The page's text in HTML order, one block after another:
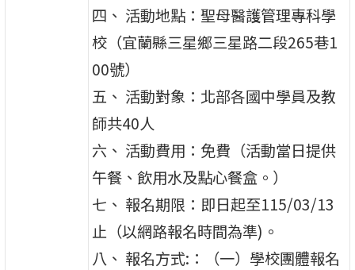
四、 活動地點：聖母醫護管理專科學
校（宜蘭縣三星鄉三星路二段265巷1
00號）
五、 活動對象：北部各國中學員及教
師共40人
六、 活動費用：免費（活動當日提供
午餐、飲用水及點心餐盒。）
七、 報名期限：即日起至115/03/13
止（以網路報名時間為準)。
八、 報名方式:：（一）學校團體報名